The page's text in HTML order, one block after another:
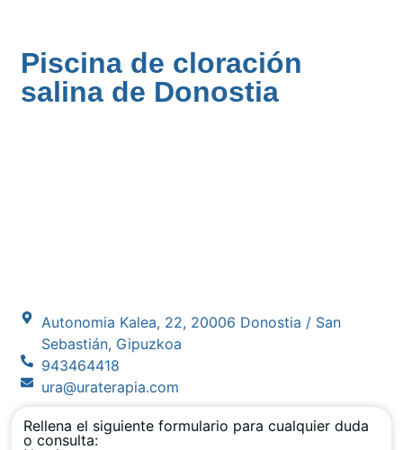
Piscina de cloración
salina de Donostia
Autonomia Kalea, 22, 20006 Donostia / San
Sebastián, Gipuzkoa
943464418
ura@uraterapia.com
Rellena el siguiente formulario para cualquier duda
o consulta: